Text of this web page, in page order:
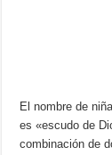
El nombre de
es «escudo de
combinación de